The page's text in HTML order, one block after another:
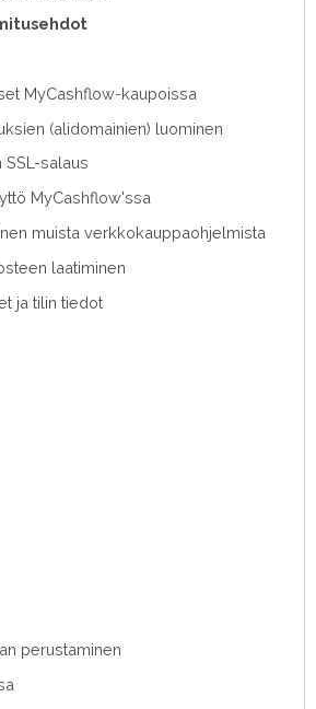
MyCashflow-kaupoissa
(alidomainien) luominen
salaus
MyCashflow'ssa
muista verkkokauppaohjelmista
laatiminen
ja tilin tiedot
perustaminen